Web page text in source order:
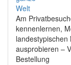
Am
kennenlernen,
ausprobieren –
Bestellung